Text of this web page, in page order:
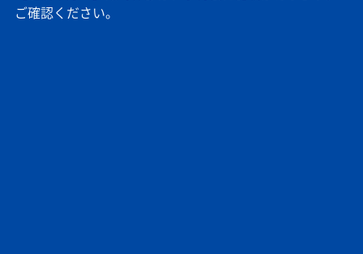
ご確認ください。